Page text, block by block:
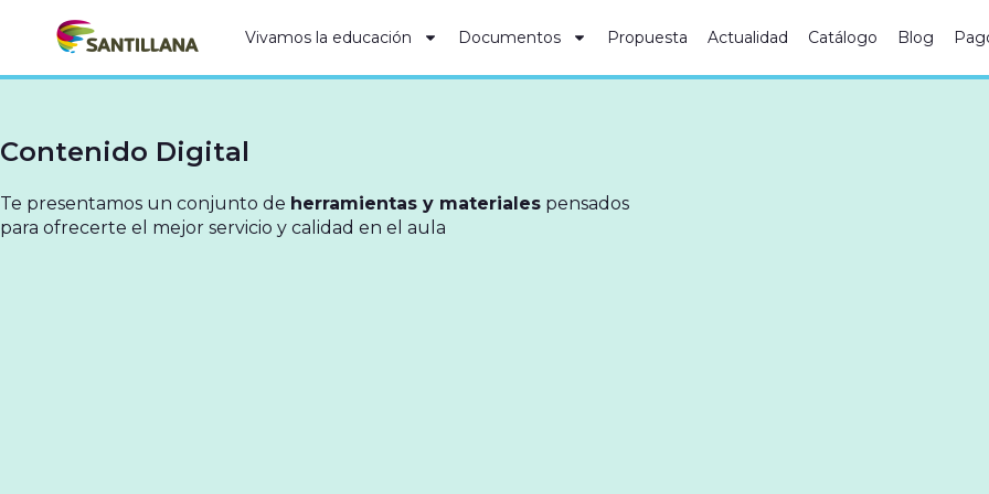
Vivamos la educación Documentos Propuesta Actualidad Catálogo Blog
Contenido Digital
Te presentamos un conjunto de herramientas y materiales pensados
para ofrecerte el mejor servicio y calidad en el aula